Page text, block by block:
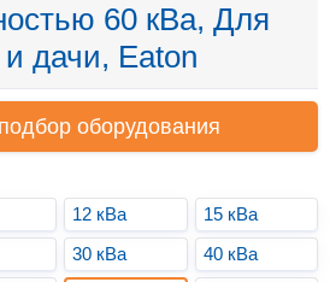
60 кВа, Для
дачи, Eaton
оборудования
12 кВа
15 кВа
30 кВа
40 кВа